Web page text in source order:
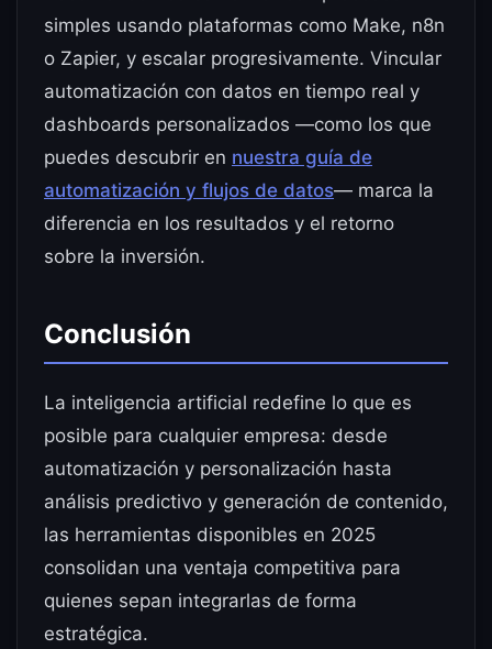
simples usando plataformas como Make, n8n
o Zapier, y escalar progresivamente. Vincular
automatización con datos en tiempo real y
dashboards personalizados —como los que
puedes descubrir en nuestra guía de
automatización y flujos de datos— marca la
diferencia en los resultados y el retorno
sobre la inversión.
Conclusión
La inteligencia artificial redefine lo que es
posible para cualquier empresa: desde
automatización y personalización hasta
análisis predictivo y generación de contenido,
las herramientas disponibles en 2025
consolidan una ventaja competitiva para
quienes sepan integrarlas de forma
estratégica.